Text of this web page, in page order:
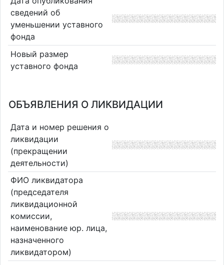
сведений об
уменьшении уставного
фонда
Новый размер
уставного фонда
ОБЪЯВЛЕНИЯ О ЛИКВИДАЦИИ
Дата и номер решения о
ликвидации
(прекращении
деятельности)
ФИО ликвидатора
(председателя
ликвидационной
комиссии,
наименование юр. лица,
назначенного
ликвидатором)